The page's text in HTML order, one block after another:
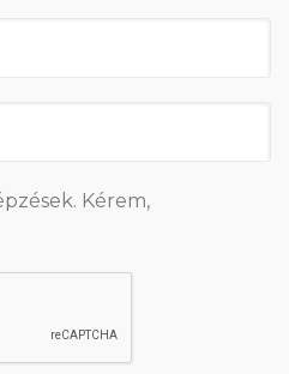
Kérem,